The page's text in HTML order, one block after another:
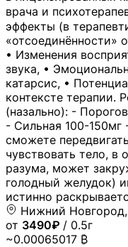
врача и
эффекты (в
«отсоединённости»
• Изменения
звука, •
катарсис, •
контексте терапии.
(назально): -
- Сильная 100-
сможете
чувствовать тело, в
разума, может
голодный желудок)
истинно
Нижний
от 3490₽ / 0.5г
~0.00065017 ₿